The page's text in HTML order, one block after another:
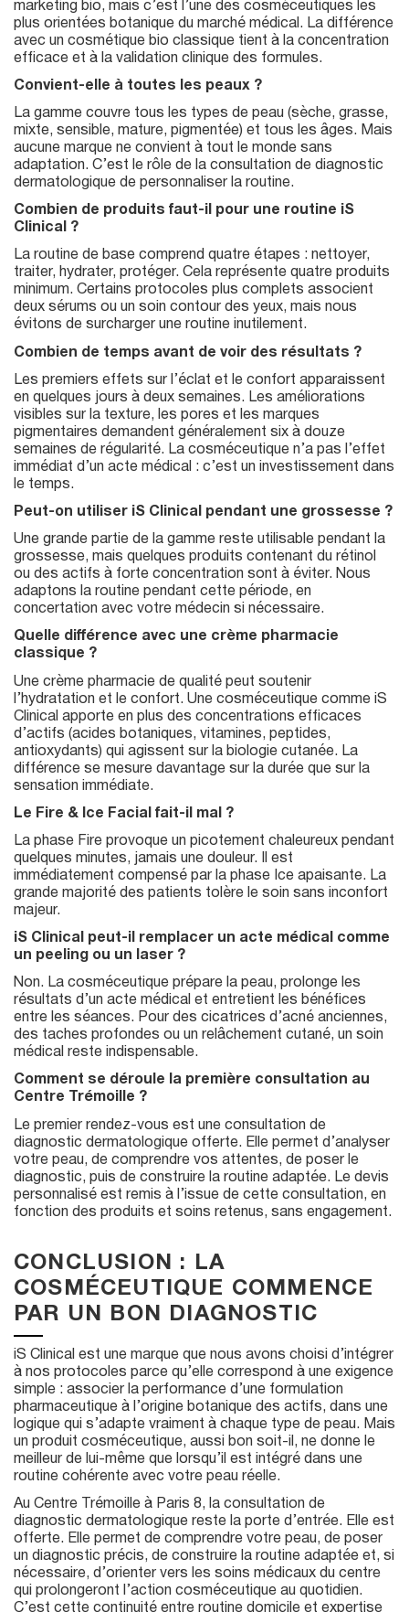
marketing bio, mais c’est l’une des cosméceutiques les
plus orientées botanique du marché médical. La différence
avec un cosmétique bio classique tient à la concentration
efficace et à la validation clinique des formules.
Convient-elle à toutes les peaux ?
La gamme couvre tous les types de peau (sèche, grasse,
mixte, sensible, mature, pigmentée) et tous les âges. Mais
aucune marque ne convient à tout le monde sans
adaptation. C’est le rôle de la consultation de diagnostic
dermatologique de personnaliser la routine.
Combien de produits faut-il pour une routine iS
Clinical ?
La routine de base comprend quatre étapes : nettoyer,
traiter, hydrater, protéger. Cela représente quatre produits
minimum. Certains protocoles plus complets associent
deux sérums ou un soin contour des yeux, mais nous
évitons de surcharger une routine inutilement.
Combien de temps avant de voir des résultats ?
Les premiers effets sur l’éclat et le confort apparaissent
en quelques jours à deux semaines. Les améliorations
visibles sur la texture, les pores et les marques
pigmentaires demandent généralement six à douze
semaines de régularité. La cosméceutique n’a pas l’effet
immédiat d’un acte médical : c’est un investissement dans
le temps.
Peut-on utiliser iS Clinical pendant une grossesse ?
Une grande partie de la gamme reste utilisable pendant la
grossesse, mais quelques produits contenant du rétinol
ou des actifs à forte concentration sont à éviter. Nous
adaptons la routine pendant cette période, en
concertation avec votre médecin si nécessaire.
Quelle différence avec une crème pharmacie
classique ?
Une crème pharmacie de qualité peut soutenir
l’hydratation et le confort. Une cosméceutique comme iS
Clinical apporte en plus des concentrations efficaces
d’actifs (acides botaniques, vitamines, peptides,
antioxydants) qui agissent sur la biologie cutanée. La
différence se mesure davantage sur la durée que sur la
sensation immédiate.
Le Fire & Ice Facial fait-il mal ?
La phase Fire provoque un picotement chaleureux pendant
quelques minutes, jamais une douleur. Il est
immédiatement compensé par la phase Ice apaisante. La
grande majorité des patients tolère le soin sans inconfort
majeur.
iS Clinical peut-il remplacer un acte médical comme
un peeling ou un laser ?
Non. La cosméceutique prépare la peau, prolonge les
résultats d’un acte médical et entretient les bénéfices
entre les séances. Pour des cicatrices d’acné anciennes,
des taches profondes ou un relâchement cutané, un soin
médical reste indispensable.
Comment se déroule la première consultation au
Centre Trémoille ?
Le premier rendez-vous est une consultation de
diagnostic dermatologique offerte. Elle permet d’analyser
votre peau, de comprendre vos attentes, de poser le
diagnostic, puis de construire la routine adaptée. Le devis
personnalisé est remis à l’issue de cette consultation, en
fonction des produits et soins retenus, sans engagement.
CONCLUSION : LA
COSMÉCEUTIQUE COMMENCE
PAR UN BON DIAGNOSTIC
iS Clinical est une marque que nous avons choisi d’intégrer
à nos protocoles parce qu’elle correspond à une exigence
simple : associer la performance d’une formulation
pharmaceutique à l’origine botanique des actifs, dans une
logique qui s’adapte vraiment à chaque type de peau. Mais
un produit cosméceutique, aussi bon soit-il, ne donne le
meilleur de lui-même que lorsqu’il est intégré dans une
routine cohérente avec votre peau réelle.
Au Centre Trémoille à Paris 8, la consultation de
diagnostic dermatologique reste la porte d’entrée. Elle est
offerte. Elle permet de comprendre votre peau, de poser
un diagnostic précis, de construire la routine adaptée et, si
nécessaire, d’orienter vers les soins médicaux du centre
qui prolongeront l’action cosméceutique au quotidien.
C’est cette continuité entre routine domicile et expertise